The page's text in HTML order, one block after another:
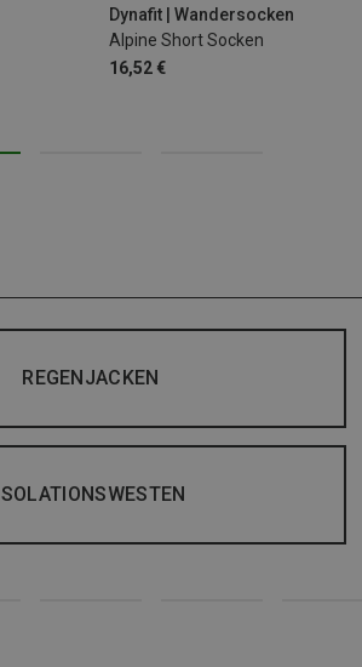
Dynafit | Wandersocken
Alpine Short Socken
16,52 €
REGENJACKEN
ISOLATIONSWESTEN